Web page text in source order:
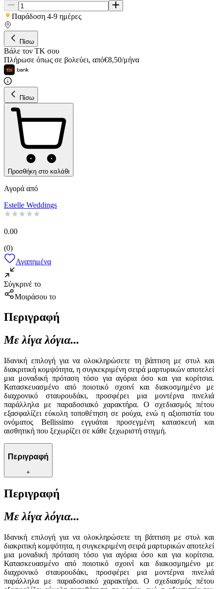
Παράδοση 4-9 ημέρες
Πίσω
Βάλε τον ΤΚ σου
Πλήρωσε όπως σε βολεύει, από€8,50/μήνα
Πίσω
Προσθήκη στο καλάθι
Αγορά από
Estelle Weddings
0.00
(0)
Αγαπημένα
Σύγκρινέ το
Μοιράσου το
Περιγραφή
Με λίγα λόγια...
Ιδανική επιλογή για να ολοκληρώσετε τη βάπτιση με στυλ και
διακριτική κομψότητα, η συγκεκριμένη σειρά μαρτυρικών αποτελεί
μια μοναδική πρόταση τόσο για αγόρια όσο και για κορίτσια.
Κατασκευασμένο από ποιοτικό σχοινί και διακοσμημένο με
διαχρονικό σταυρουδάκι, προσφέρει μια μοντέρνα πινελιά
παράλληλα με παραδοσιακό χαρακτήρα. Ο σχεδιασμός πέτου
εξασφαλίζει εύκολη τοποθέτηση σε ρούχα, ενώ η αξιοπιστία του
ονόματος Bellissimo εγγυάται προσεγμένη κατασκευή και
αισθητική που ξεχωρίζει σε κάθε ξεχωριστή στιγμή.
Περιγραφή
+
Περιγραφή
Με λίγα λόγια...
Ιδανική επιλογή για να ολοκληρώσετε τη βάπτιση με στυλ και
διακριτική κομψότητα, η συγκεκριμένη σειρά μαρτυρικών αποτελεί
μια μοναδική πρόταση τόσο για αγόρια όσο και για κορίτσια.
Κατασκευασμένο από ποιοτικό σχοινί και διακοσμημένο με
διαχρονικό σταυρουδάκι, προσφέρει μια μοντέρνα πινελιά
παράλληλα με παραδοσιακό χαρακτήρα. Ο σχεδιασμός πέτου